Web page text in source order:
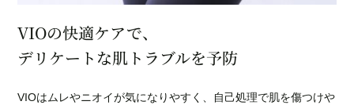
VIOの快適ケアで、
デリケートな肌トラブルを予防
VIOはムレやニオイが気になりやすく、自己処理で肌を傷つけや